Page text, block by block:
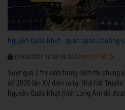
Nguyễn Quốc Nhựt - quán quân Chuông
07/08/2021 10:00:59 SA
Vượt qua 2 thí sinh trong đêm thi chung
cổ 2020 lần XV diễn ra tại Nhà hát
Nguyễn Quốc Nhựt (tỉnh Long An) đã
Xem chi tiết